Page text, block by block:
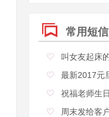
常用短
叫女友起床
最新2017元
祝福老师生
周末发给客